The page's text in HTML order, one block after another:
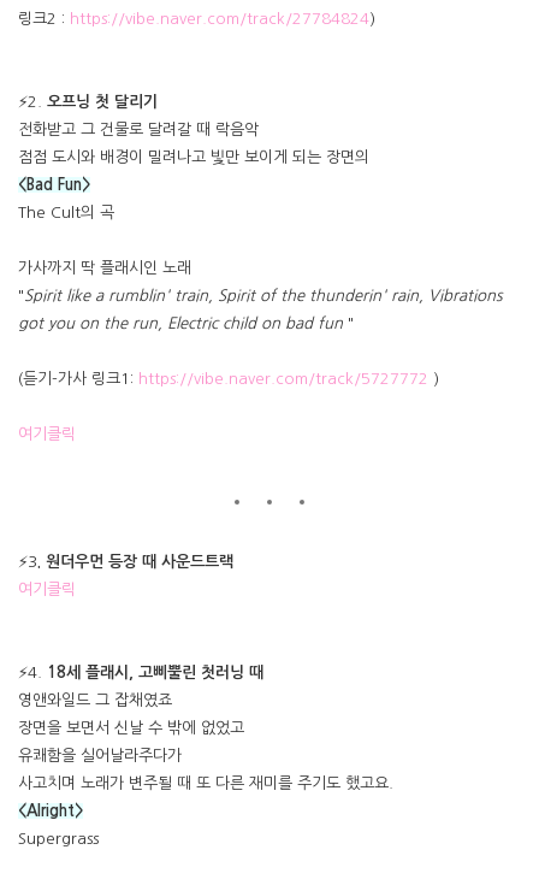
링크2 : https://vibe.naver.com/track/27784824)
⚡2. 오프닝 첫 달리기
전화받고 그 건물로 달려갈 때 락음악
점점 도시와 배경이 밀려나고 빛만 보이게 되는 장면의
<Bad Fun>
The Cult의 곡
가사까지 딱 플래시인 노래
" Spirit like a rumblin' train, Spirit of the thunderin' rain, Vibrations
got you on the run, Electric child on bad fun "
(듣기-가사 링크1: https://vibe.naver.com/track/5727772 )
여기클릭
⚡3 . 원더우먼 등장 때 사운드트랙
여기클릭
⚡4.
18세 플래시, 고삐뿔린 첫러닝 때
영앤와일드 그 잡채였죠
장면을 보면서 신날 수 밖에 없었고
유쾌함을 실어날라주다가
사고치며 노래가 변주될 때 또 다른 재미를 주기도 했고요.
<Alright>
Supergrass